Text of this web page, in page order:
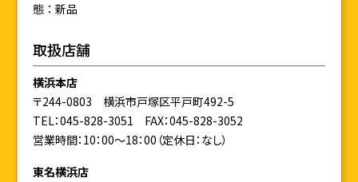
態：新品
取扱店舗
横浜本店
〒244-0803 横浜市戸塚区平戸町492-5
TEL：045-828-3051 FAX：045-828-3052
営業時間：10：00～18：00（定休日：なし）
東名横浜店